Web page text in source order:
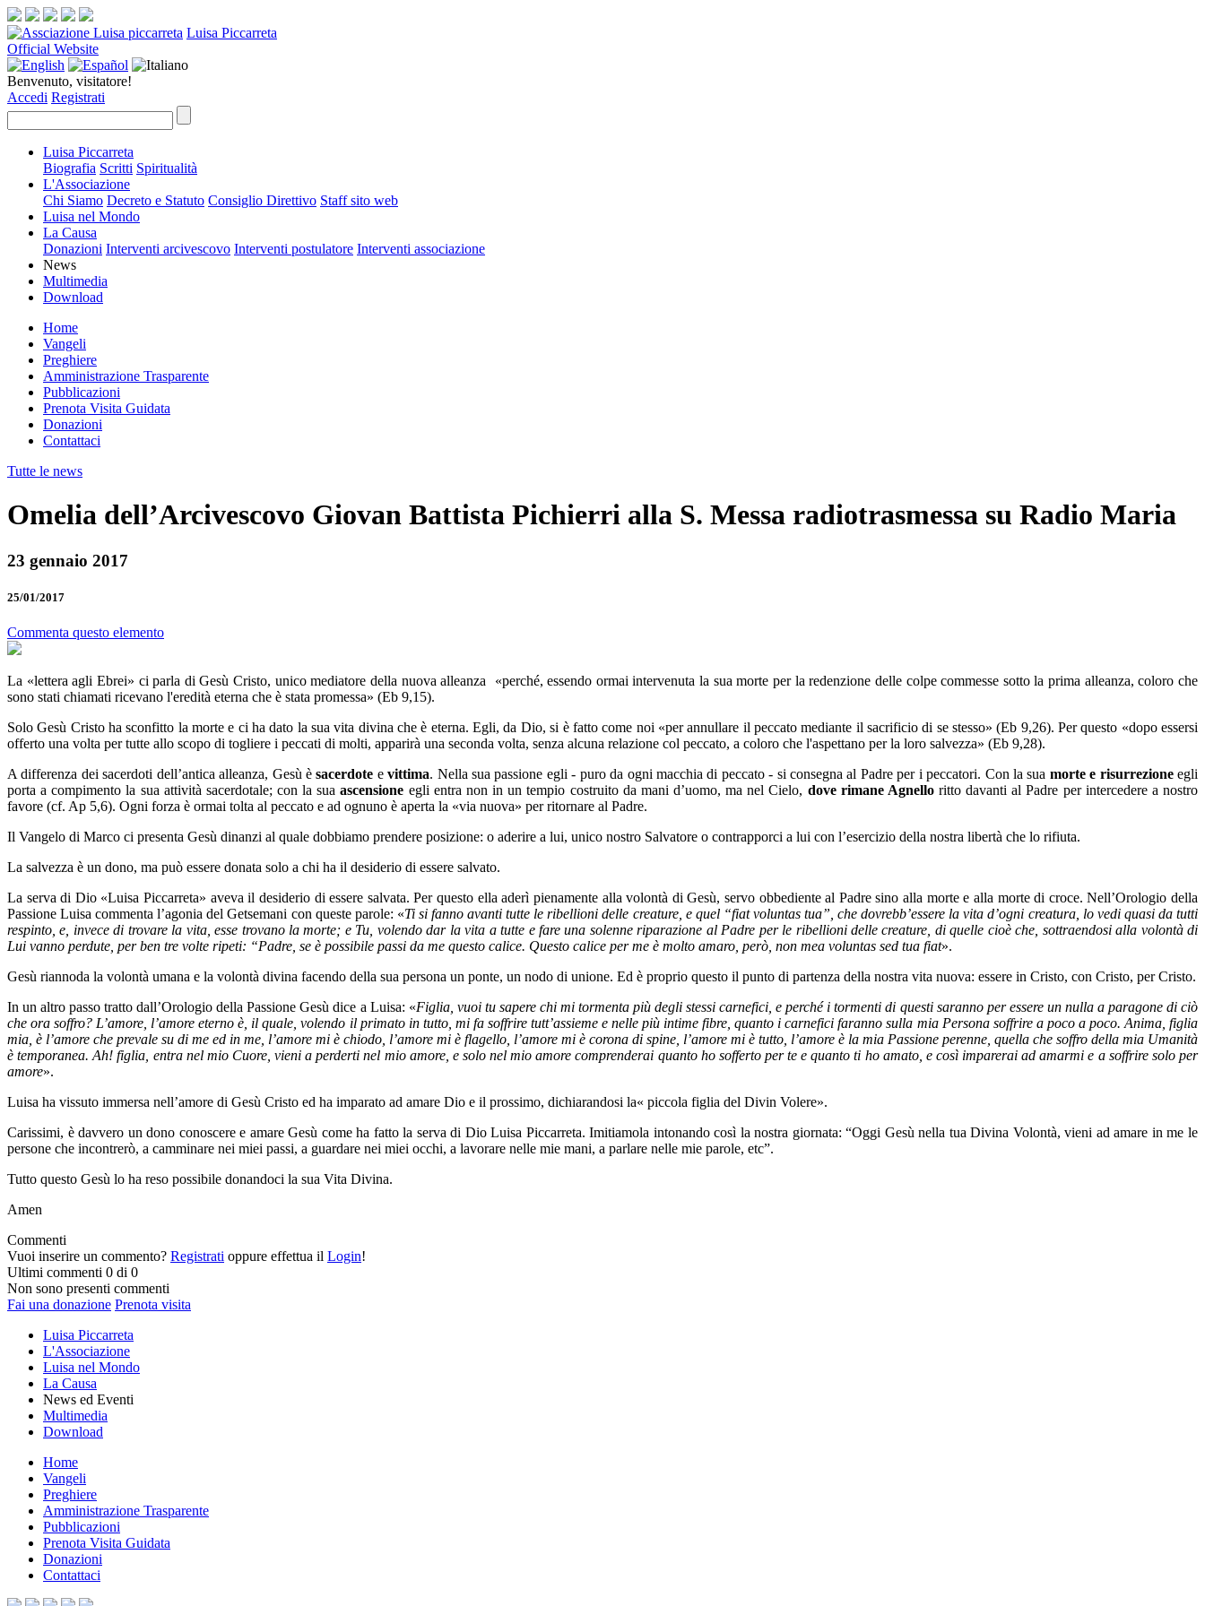
Luisa Piccarreta
Official Website
Benvenuto, visitatore!
Accedi Registrati
Luisa Piccarreta
Biografia Scritti Spiritualità
L'Associazione
Chi Siamo Decreto e Statuto Consiglio Direttivo Staff sito web
Luisa nel Mondo
La Causa
Donazioni Interventi arcivescovo Interventi postulatore Interventi associazione
News
Multimedia
Download
Home
Vangeli
Preghiere
Amministrazione Trasparente
Pubblicazioni
Prenota Visita Guidata
Donazioni
Contattaci
Tutte le news
Omelia dell’Arcivescovo Giovan Battista Pichierri alla S. Messa radiotrasmessa su Radio Maria
23 gennaio 2017
25/01/2017
Commenta questo elemento
La «lettera agli Ebrei» ci parla di Gesù Cristo, unico mediatore della nuova alleanza «perché, essendo ormai intervenuta la sua morte per la redenzione delle colpe commesse sotto la prima alleanza, coloro che
sono stati chiamati ricevano l'eredità eterna che è stata promessa» (Eb 9,15).
Solo Gesù Cristo ha sconfitto la morte e ci ha dato la sua vita divina che è eterna. Egli, da Dio, si è fatto come noi «per annullare il peccato mediante il sacrificio di se stesso» (Eb 9,26). Per questo «dopo essersi
offerto una volta per tutte allo scopo di togliere i peccati di molti, apparirà una seconda volta, senza alcuna relazione col peccato, a coloro che l'aspettano per la loro salvezza» (Eb 9,28).
A differenza dei sacerdoti dell’antica alleanza, Gesù èsacerdote evittima. Nella sua passione egli - puro da ogni macchia di peccato - si consegna al Padre per i peccatori. Con la sua morte e risurrezioneegli
porta a compimento la sua attività sacerdotale; con la suaascensione egli entra non in un tempio costruito da mani d’uomo, ma nel Cielo, dove rimane Agnelloritto davanti al Padre per intercedere a nostro
favore (cf. Ap 5,6). Ogni forza è ormai tolta al peccato e ad ognuno è aperta la «via nuova» per ritornare al Padre.
Il Vangelo di Marco ci presenta Gesù dinanzi al quale dobbiamo prendere posizione: o aderire a lui, unico nostro Salvatore o contrapporci a lui con l’esercizio della nostra libertà che lo rifiuta.
La salvezza è un dono, ma può essere donata solo a chi ha il desiderio di essere salvato.
La serva di Dio «Luisa Piccarreta» aveva il desiderio di essere salvata. Per questo ella aderì pienamente alla volontà di Gesù, servo obbediente al Padre sino alla morte e alla morte di croce. Nell’Orologio della
Passione Luisa commenta l’agonia del Getsemani con queste parole: «Ti si fanno avanti tutte le ribellioni delle creature, e quel “fiat voluntas tua”, che dovrebb’essere la vita d’ogni creatura, lo vedi quasi da tutti
respinto, e, invece di trovare la vita, esse trovano la morte; e Tu, volendo dar la vita a tutte e fare una solenne riparazione al Padre per le ribellioni delle creature, di quelle cioè che, sottraendosi alla volontà di
Lui vanno perdute, per ben tre volte ripeti: “Padre, se è possibile passi da me questo calice. Questo calice per me è molto amaro, però, non mea voluntas sed tua fiat».
Gesù riannoda la volontà umana e la volontà divina facendo della sua persona un ponte, un nodo di unione. Ed è proprio questo il punto di partenza della nostra vita nuova: essere in Cristo, con Cristo, per Cristo.
In un altro passo tratto dall’Orologio della Passione Gesù dice a Luisa: «Figlia, vuoi tu sapere chi mi tormenta più degli stessi carnefici, e perché i tormenti di questi saranno per essere un nulla a paragone di ciò
che ora soffro? L’amore, l’amore eterno è, il quale, volendo il primato in tutto, mi fa soffrire tutt’assieme e nelle più intime fibre, quanto i carnefici faranno sulla mia Persona soffrire a poco a poco. Anima, figlia
mia, è l’amore che prevale su di me ed in me, l’amore mi è chiodo, l’amore mi è flagello, l’amore mi è corona di spine, l’amore mi è tutto, l’amore è la mia Passione perenne, quella che soffro della mia Umanità
è temporanea. Ah! figlia, entra nel mio Cuore, vieni a perderti nel mio amore, e solo nel mio amore comprenderai quanto ho sofferto per te e quanto ti ho amato, e così imparerai ad amarmi e a soffrire solo per
amore».
Luisa ha vissuto immersa nell’amore di Gesù Cristo ed ha imparato ad amare Dio e il prossimo, dichiarandosi la« piccola figlia del Divin Volere».
Carissimi, è davvero un dono conoscere e amare Gesù come ha fatto la serva di Dio Luisa Piccarreta. Imitiamola intonando così la nostra giornata: “Oggi Gesù nella tua Divina Volontà, vieni ad amare in me le
persone che incontrerò, a camminare nei miei passi, a guardare nei miei occhi, a lavorare nelle mie mani, a parlare nelle mie parole, etc”.
Tutto questo Gesù lo ha reso possibile donandoci la sua Vita Divina.
Amen
Commenti
Vuoi inserire un commento? Registrati oppure effettua il Login!
Ultimi commenti 0 di 0
Non sono presenti commenti
Fai una donazione Prenota visita
Luisa Piccarreta
L'Associazione
Luisa nel Mondo
La Causa
News ed Eventi
Multimedia
Download
Home
Vangeli
Preghiere
Amministrazione Trasparente
Pubblicazioni
Prenota Visita Guidata
Donazioni
Contattaci